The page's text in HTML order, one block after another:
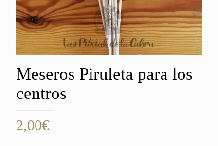
Meseros Piruleta para los
centros
2,00€